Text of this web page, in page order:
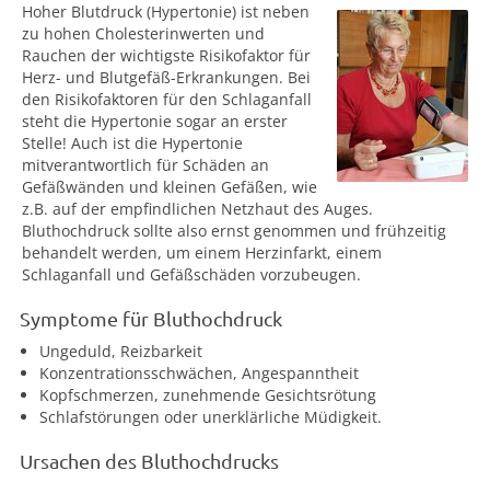
Hoher Blutdruck (Hypertonie) ist neben
zu hohen Cholesterinwerten und
Rauchen der wichtigste Risikofaktor für
Herz- und Blutgefäß-Erkrankungen. Bei
den Risikofaktoren für den Schlaganfall
steht die Hypertonie sogar an erster
Stelle! Auch ist die Hypertonie
mitverantwortlich für Schäden an
Gefäßwänden und kleinen Gefäßen, wie
z.B. auf der empfindlichen Netzhaut des Auges.
Bluthochdruck sollte also ernst genommen und frühzeitig
behandelt werden, um einem Herzinfarkt, einem
Schlaganfall und Gefäßschäden vorzubeugen.
Symptome für Bluthochdruck
Ungeduld, Reizbarkeit
Konzentrationsschwächen, Angespanntheit
Kopfschmerzen, zunehmende Gesichtsrötung
Schlafstörungen oder unerklärliche Müdigkeit.
Ursachen des Bluthochdrucks